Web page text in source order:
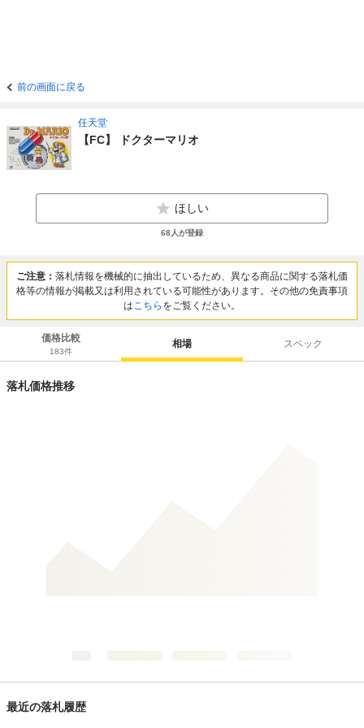
前の画面に戻る
任天堂
【FC】 ドクターマリオ
ほしい
68人が登録
ご注意： 落札情報を機械的に抽出しているため、異なる商品に関する落札価
格等の情報が掲載又は利用されている可能性があります。その他の免責事項
はこちら をご覧ください。
価格比較
183件
相場 スペック
落札価格推移
最近の落札履歴